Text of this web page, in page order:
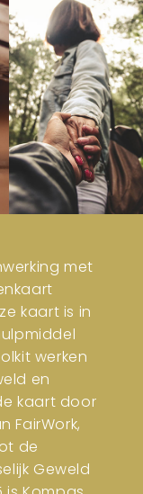
met
kaart is in
werken
en
kaart door
FairWork,
de
Geweld